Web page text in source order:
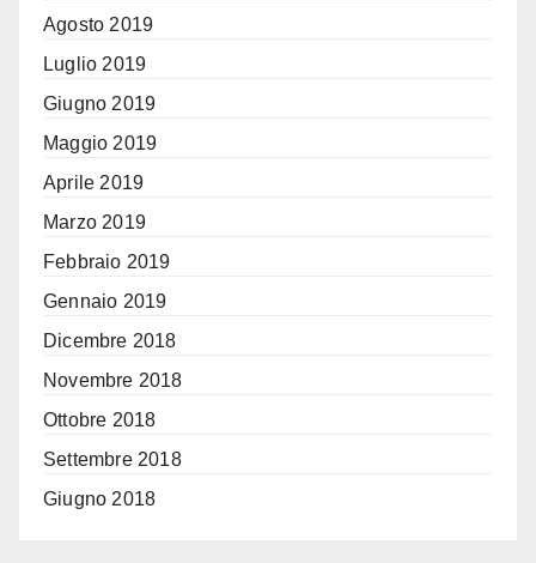
Agosto 2019
Luglio 2019
Giugno 2019
Maggio 2019
Aprile 2019
Marzo 2019
Febbraio 2019
Gennaio 2019
Dicembre 2018
Novembre 2018
Ottobre 2018
Settembre 2018
Giugno 2018